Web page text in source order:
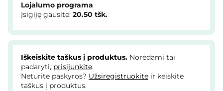
Lojalumo programa
Įsigiję gausite: 20.50 tšk.
Iškeiskite taškus į produktus. Norėdami tai
padaryti, prisijunkite.
Neturite paskyros? Užsiregistruokite ir keiskite
taškus į produktus.